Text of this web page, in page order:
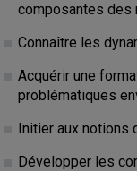
composantes des
Connaître les
Acquérir une
problématiques
Initier aux notions
Développer les